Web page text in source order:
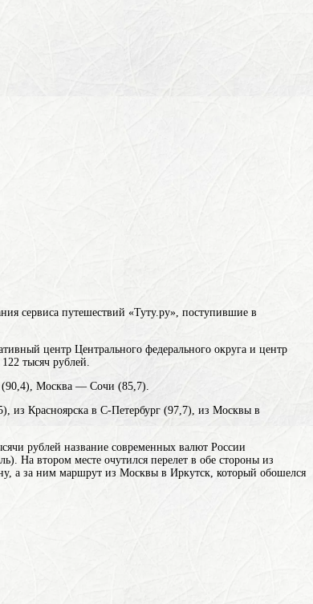
сервиса путешествий «Туту.ру», поступившие в
центр Центрального федерального округа и центр
тысяч рублей.
Москва — Сочи (85,7).
из Красноярска в С-Петербург (97,7), из Москвы в
рублей название современных валют России
. На втором месте очутился перелет в обе стороны из
а за ним маршрут из Москвы в Иркутск, который обошелся